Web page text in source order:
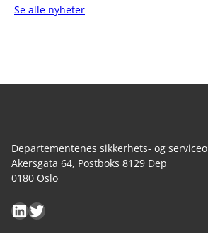
Se alle nyheter
Departementenes sikkerhets- og
Akersgata 64, Postboks 8129 Dep
0180 Oslo
LinkedIn
Twitter